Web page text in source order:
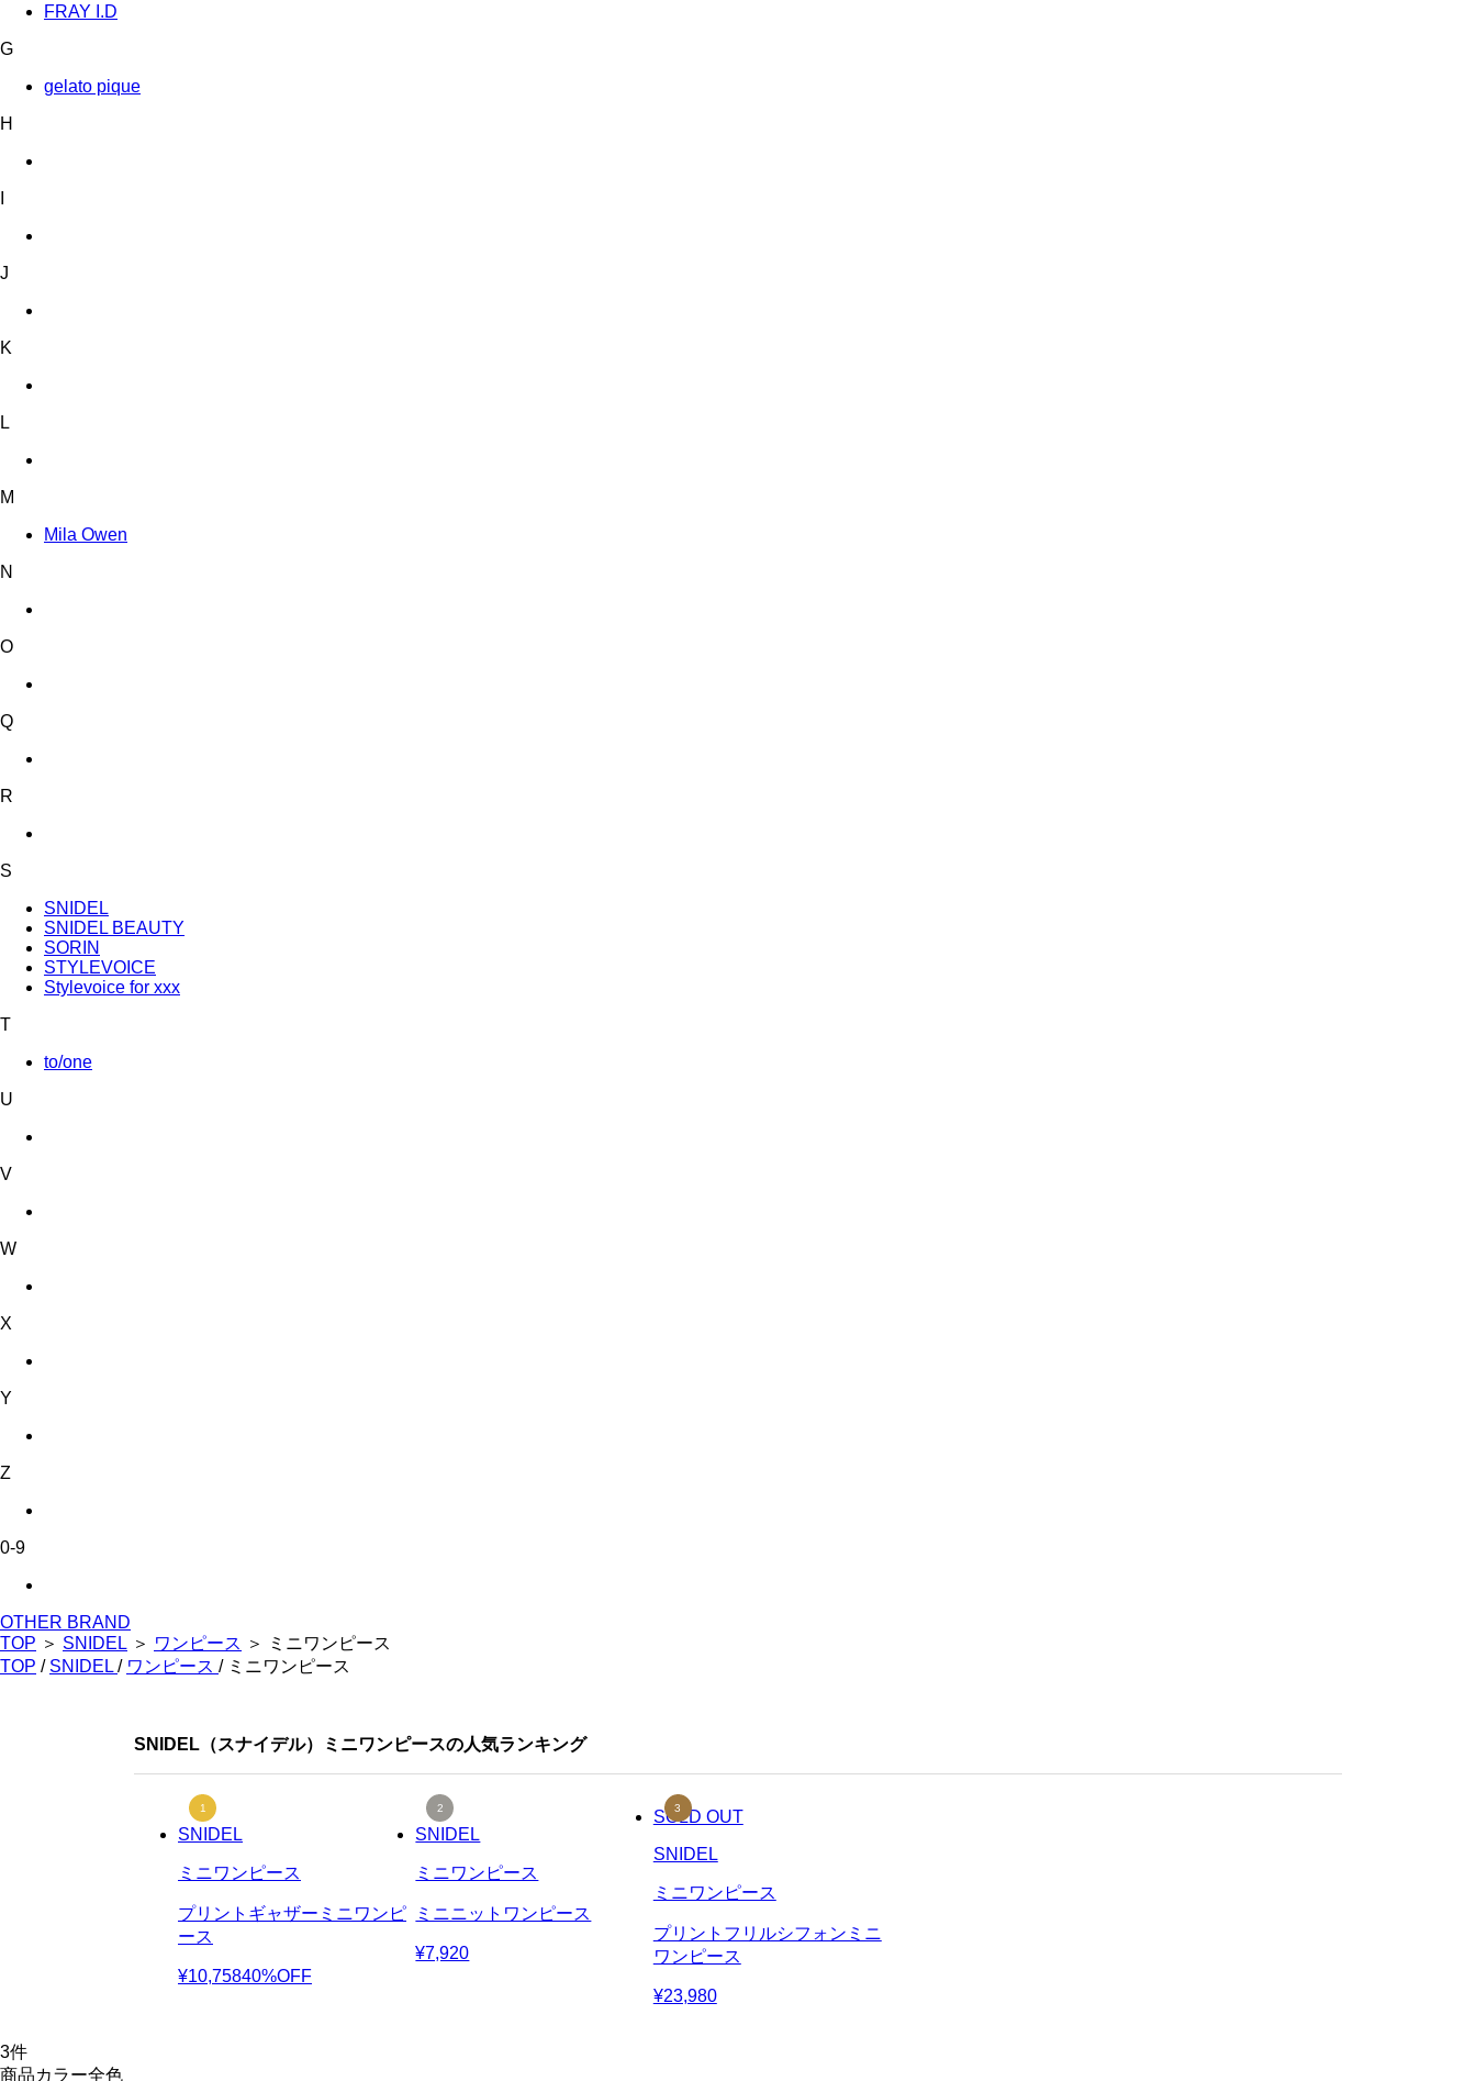
FRAY I.D
G
gelato pique
H
J
K
L
M
Mila Owen
N
O
Q
R
S
SNIDEL
SNIDEL BEAUTY
SORIN
STYLEVOICE
Stylevoice for xxx
T
to/one
U
V
W
X
Y
Z
0-9
OTHER BRAND
TOP ＞ SNIDEL ＞ ワンピース ＞ ミニワンピース
TOP / SNIDEL / ワンピース / ミニワンピース
SNIDEL（スナイデル）ミニワンピースの人気ランキング
SNIDEL
ミニワンピース
プリントギャザーミニワンピ
ース
¥10,75840%OFF
SNIDEL
ミニワンピース
ミニニットワンピース
¥7,920
SOLD OUT
SNIDEL
ミニワンピース
プリントフリルシフォンミニ
ワンピース
¥23,980
3件
商品カラー全色